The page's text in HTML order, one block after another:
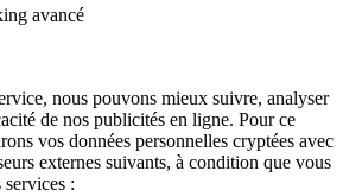
avancé
nous pouvons mieux suivre, analyser
de nos publicités en ligne. Pour ce
vos données personnelles cryptées avec
externes suivants, à condition que vous
: